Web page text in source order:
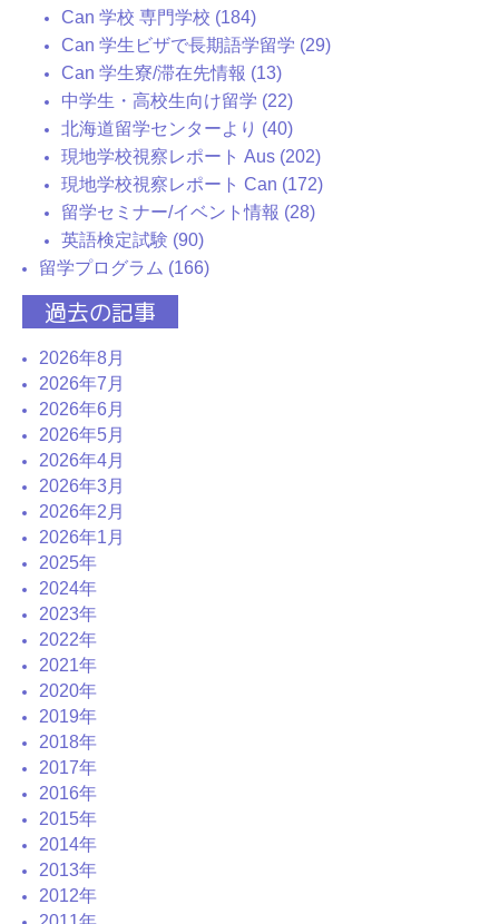
Can 学校 専門学校 (184)
Can 学生ビザで長期語学留学 (29)
Can 学生寮/滞在先情報 (13)
中学生・高校生向け留学 (22)
北海道留学センターより (40)
現地学校視察レポート Aus (202)
現地学校視察レポート Can (172)
留学セミナー/イベント情報 (28)
英語検定試験 (90)
留学プログラム (166)
過去の記事
2026年8月
2026年7月
2026年6月
2026年5月
2026年4月
2026年3月
2026年2月
2026年1月
2025年
2024年
2023年
2022年
2021年
2020年
2019年
2018年
2017年
2016年
2015年
2014年
2013年
2012年